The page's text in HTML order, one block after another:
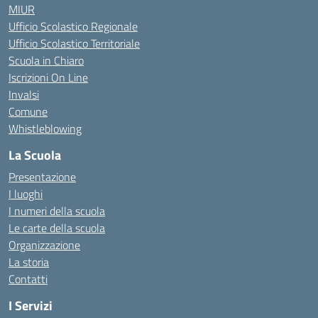
MIUR
Ufficio Scolastico Regionale
Ufficio Scolastico Territoriale
Scuola in Chiaro
Iscrizioni On Line
Invalsi
Comune
Whistleblowing
La Scuola
Presentazione
I luoghi
I numeri della scuola
Le carte della scuola
Organizzazione
La storia
Contatti
I Servizi